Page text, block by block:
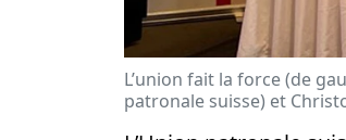
L’union fait la force (de
patronale suisse) et